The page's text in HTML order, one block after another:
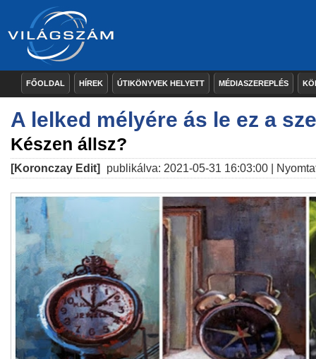
FŐOLDAL HÍREK ÚTIKÖNYVEK HELYETT MÉDIASZEREPLÉS
A lelked mélyére ás le ez a
Készen állsz?
[Koronczay Edit] publikálva: 2021-05-31 16:03:00 |